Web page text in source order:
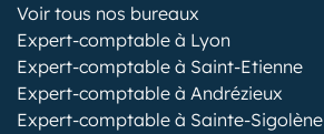
Voir tous nos bureaux
Expert-comptable à Lyon
Expert-comptable à Saint-Etienne
Expert-comptable à Andrézieux
Expert-comptable à Sainte-Sigolène